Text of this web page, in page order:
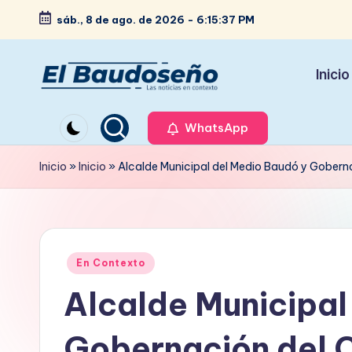
Saltar
contenido
sáb., 8 de ago. de 2026 - 6:15:38 PM
e
ri
d
noticias
en
contexto
Inicio
WhatsApp
Inicio »Inicio »Alcalde Municipal del Medio Baudó y
Publicado
En Contexto
Alcalde